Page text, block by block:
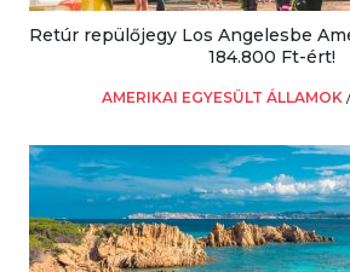
Retúr repülőjegy Los Angelesbe
184.800 Ft-ért!
AMERIKAI EGYESÜLT ÁLLAMOK